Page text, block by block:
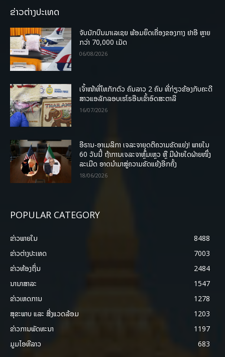
ຂ່າວຕ່າງປະເທດ
ຈັບນັກບິນມາເລເຊຍ ພ້ອມຍຶດເຄື່ອງຂອງກາງ ຢາອີ ຫຼາຍ
ກວ່າ 70,000 ເມັດ
06/08/2026
ເຈົ້າໜ້າທີ່ໄທກັກຕົວ ຄົນລາວ 2 ຄົນ ທີ່ກ່ຽວຂ້ອງກັບຄະດີ
ສາວແອລັກລອບເຮໂຣອີນເຂົ້າອົດສະຕາລີ
16/07/2026
ອີຣານ-ອາເມລິກາ ເຈລະຈາຍຸດຕິຄວາມຂັດແຍ່ງ! ພາຍໃນ
60 ວັນນີ້ ຖ້າການເຈລະຈາຫຼົ້ມເຫຼວ ຫຼື ມີຝ່າຍໃດຝ່າຍໜຶ່ງ
ລະເມີດ ອາດນໍາມາສູ່ຄວາມຂັດແຍ້ງອີກຄັ້ງ
18/06/2026
POPULAR CATEGORY
ຂ່າວພາຍ​ໃນ
8488
ຂ່າວຕ່າງປະເທດ
7003
ຂ່າວທ້ອງຖິ່ນ
2484
ນານາສາລະ
1547
ຂ່າວເຫດການ
1278
ສຸຂະພາບ ແລະ ສີ່ງແວດລ້ອມ
1203
ຂ່າວການພັດທະນາ
1197
ມູມໄອທີລາວ
683